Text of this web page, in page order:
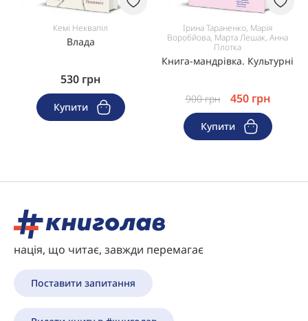
Кемі Неквапіл
Влада
530 грн
Купити
Ірина Тараненко, Марія
Воробйова, Марта Лешак, Анна
Плотка
Книга-мандрівка. Культурні
900грн 450 грн
Купити
нація, що читає, завжди перемагає
Поставити запитання